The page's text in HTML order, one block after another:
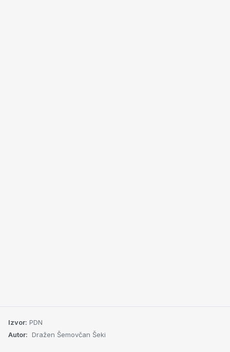
Izvor: PDN
Autor: Dražen Šemovčan Šeki